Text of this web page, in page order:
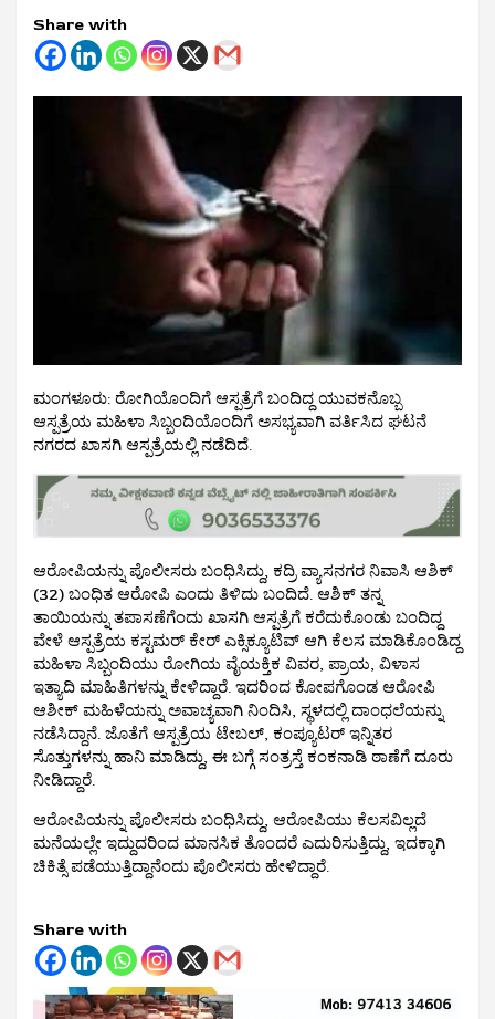
Share with
ಮಂಗಳೂರು: ರೋಗಿಯೊಂದಿಗೆ ಆಸ್ಪತ್ರೆಗೆ ಬಂದಿದ್ದ ಯುವಕನೊಬ್ಬ
ಆಸ್ಪತ್ರೆಯ ಮಹಿಳಾ ಸಿಬ್ಬಂದಿಯೊಂದಿಗೆ ಅಸಭ್ಯವಾಗಿ ವರ್ತಿಸಿದ ಘಟನೆ
ನಗರದ ಖಾಸಗಿ ಆಸ್ಪತ್ರೆಯಲ್ಲಿ ನಡೆದಿದೆ.
ಆರೋಪಿಯನ್ನು ಪೊಲೀಸರು ಬಂಧಿಸಿದ್ದು, ಕದ್ರಿ ವ್ಯಾಸನಗರ ನಿವಾಸಿ ಆಶಿಕ್
(32) ಬಂಧಿತ ಆರೋಪಿ ಎಂದು ತಿಳಿದು ಬಂದಿದೆ. ಆಶಿಕ್ ತನ್ನ
ತಾಯಿಯನ್ನು ತಪಾಸಣೆಗೆಂದು ಖಾಸಗಿ ಆಸ್ಪತ್ರೆಗೆ ಕರೆದುಕೊಂಡು ಬಂದಿದ್ದ
ವೇಳೆ ಆಸ್ಪತ್ರೆಯ ಕಸ್ಟಮರ್ ಕೇರ್ ಎಕ್ಸಿಕ್ಯೂಟಿವ್ ಆಗಿ ಕೆಲಸ ಮಾಡಿಕೊಂಡಿದ್ದ
ಮಹಿಳಾ ಸಿಬ್ಬಂದಿಯು ರೋಗಿಯ ವೈಯಕ್ತಿಕ ವಿವರ, ಪ್ರಾಯ, ವಿಳಾಸ
ಇತ್ಯಾದಿ ಮಾಹಿತಿಗಳನ್ನು ಕೇಳಿದ್ದಾರೆ. ಇದರಿಂದ ಕೋಪಗೊಂಡ ಆರೋಪಿ
ಆಶೀಕ್ ಮಹಿಳೆಯನ್ನು ಅವಾಚ್ಯವಾಗಿ ನಿಂದಿಸಿ, ಸ್ಥಳದಲ್ಲಿ ದಾಂಧಲೆಯನ್ನು
ನಡೆಸಿದ್ದಾನೆ. ಜೊತೆಗೆ ಆಸ್ಪತ್ರೆಯ ಟೇಬಲ್, ಕಂಪ್ಯೂಟರ್ ಇನ್ನಿತರ
ಸೊತ್ತುಗಳನ್ನು ಹಾನಿ ಮಾಡಿದ್ದು, ಈ ಬಗ್ಗೆ ಸಂತ್ರಸ್ತೆ ಕಂಕನಾಡಿ ಠಾಣೆಗೆ ದೂರು
ನೀಡಿದ್ದಾರೆ.
ಆರೋಪಿಯನ್ನು ಪೊಲೀಸರು ಬಂಧಿಸಿದ್ದು, ಆರೋಪಿಯು ಕೆಲಸವಿಲ್ಲದೆ
ಮನೆಯಲ್ಲೇ ಇದ್ದುದರಿಂದ ಮಾನಸಿಕ ತೊಂದರೆ ಎದುರಿಸುತ್ತಿದ್ದು, ಇದಕ್ಕಾಗಿ
ಚಿಕಿತ್ಸೆ ಪಡೆಯುತ್ತಿದ್ದಾನೆಂದು ಪೊಲೀಸರು ಹೇಳಿದ್ದಾರೆ.
Share with